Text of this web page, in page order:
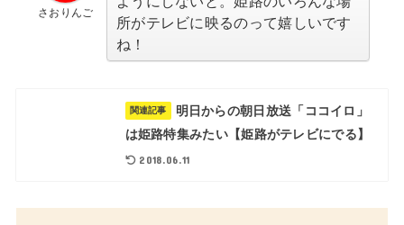
さおりんご
所がテレビに映るのって嬉しいです
ね！
関連記事
明日からの朝日放送「ココイロ」
は姫路特集みたい【姫路がテレビにでる】
2018.06.11